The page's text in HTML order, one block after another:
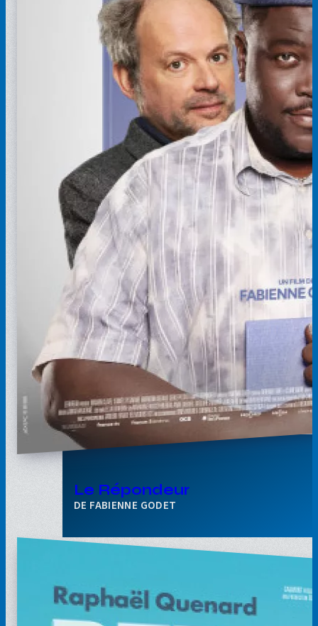
Le Répondeur
FABIENNE GODET